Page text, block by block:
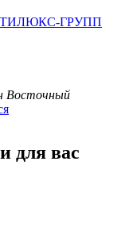
ГРУПП
Восточный
для вас